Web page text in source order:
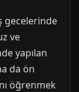
gecelerinde
ve
yapılan
da ön
öğrenmek